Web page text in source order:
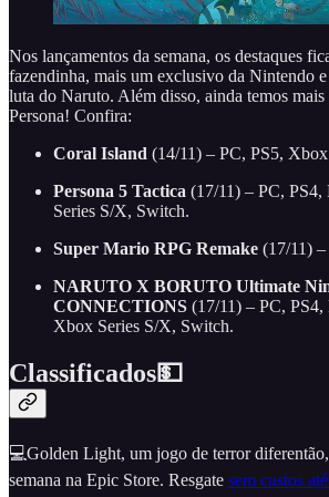
Nos lançamentos da semana, os destaques
fazendinha, mais um exclusivo da Nintendo
luta do Naruto. Além disso, ainda temos mais
Persona! Confira:
Coral Island (14/11) – PC, PS5,
Persona 5 Tactica (17/11) – PC,
Series S/X, Switch.
Super Mario RPG Remake (17/11)
NARUTO X BORUTO Ultimate
CONNECTIONS (17/11) – PC,
Xbox Series S/X, Switch.
Classificados💵
💻Golden Light, um jogo de terror
semana na Epic Store. Resgate sem custos